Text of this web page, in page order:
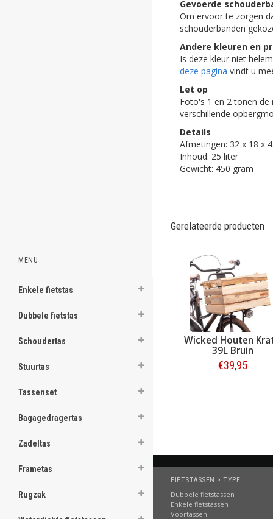
MENU
Enkele fietstas
Dubbele fietstas
Schoudertas
Stuurtas
Tassenset
Bagagedragertas
Zadeltas
Frametas
Rugzak
ghost
.
.
.
Gevoerde
Om ervoor te zorgen
schouderbanden
Andere kleuren en
Is deze kleur niet
deze pagina vindt u
Let op
Foto's 1 en 2 tonen de
verschillende
Details
Afmetingen: 32 x 18 x
Inhoud: 25 liter
Gewicht: 450 gram
Gerelateerde producten
Wicked Houten
39L Bruin
€39,95
FIETSTASSEN > TYPE
Dubbele fietstassen
Enkele fietstassen
Voortassen